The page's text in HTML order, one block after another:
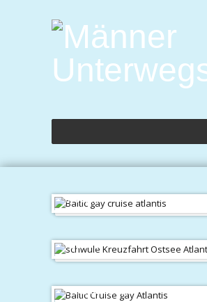
in Tallinn
Peterhof
Freunde finden